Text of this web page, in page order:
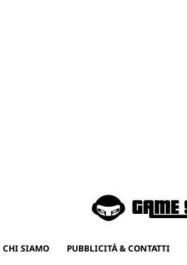
CHI SIAMO PUBBLICITÀ & CONTATTI